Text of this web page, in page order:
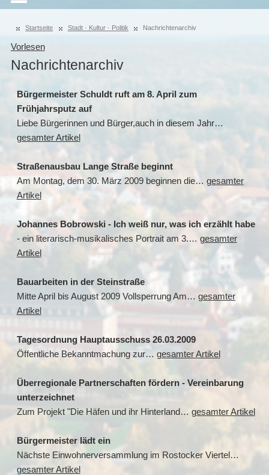
Startseite Stadt · Kultur · Politik Nachrichtenarchiv
Vorlesen
Nachrichtenarchiv
Bürgermeister Schuldt ruft am 8. April zum
Frühjahrsputz auf
Liebe Bürgerinnen und Bürger,auch in diesem Jahr…
gesamter Artikel
Straßenausbau Lange Straße beginnt
Am Montag, dem 30. März 2009 beginnen die… gesamter
Artikel
Johannes Bobrowski - Ich weiß nur, was ich erzählt habe
- ein literarisch-musikalisches Portrait am 3.… gesamter
Artikel
Bauarbeiten in der Steinstraße
Mitte April bis August 2009 Vollsperrung Am… gesamter
Artikel
Tagesordnung Hauptausschuss 26.03.2009
Öffentliche Bekanntmachung zur… gesamter Artikel
Überregionale Partnerschaften fördern - Vereinbarung
unterzeichnet
Zum Projekt "Die Häfen und ihr Hinterland… gesamter Artikel
Bürgermeister lädt ein
Nächste Einwohnerversammlung im Rostocker Viertel…
gesamter Artikel